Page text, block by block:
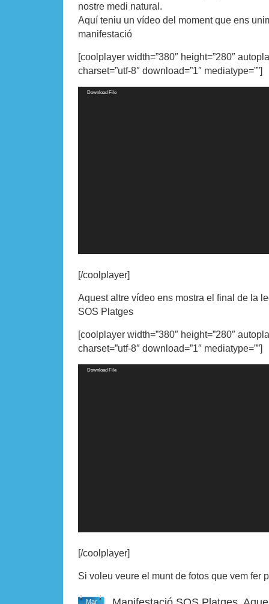
nostre medi natural.
Aquí teniu un vídeo del moment que ens
manifestació
[coolplayer width=”380″ height=”280″
charset=”utf-8″ download=”1″ mediatype=””]
Video
Download File
[/coolplayer]
Aquest altre vídeo ens mostra el final de la
SOS Platges
[coolplayer width=”380″ height=”280″
charset=”utf-8″ download=”1″ mediatype=””]
Video
Download File
[/coolplayer]
Si voleu veure el munt de fotos que vem fer
Mar